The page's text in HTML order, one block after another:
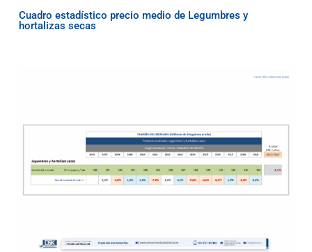
Cuadro estadístico precio medio de Legumbres y
hortalizas secas